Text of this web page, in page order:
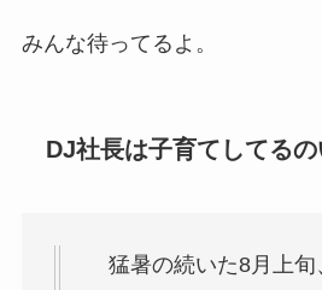
みんな待ってるよ。
DJ社長は子育てしてるの
猛暑の続いた8月上旬